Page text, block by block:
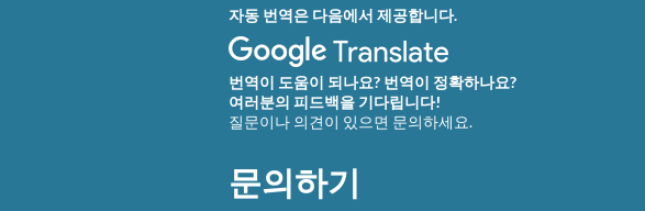
자동 번역은 다음에서 제공합니다.
번역이 도움이 되나요? 번역이 정확하나요?
여러분의 피드백을 기다립니다!
질문이나 의견이 있으면 문의하세요.
문의하기